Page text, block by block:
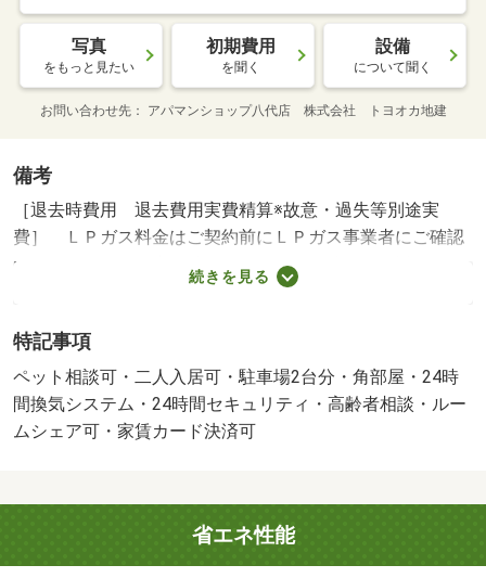
写真
をもっと見たい
初期費用
を聞く
設備
について聞く
お問い合わせ先 アパマンショップ八代店 株式会社 トヨオカ地建
備考
［退去時費用 退去費用実費精算※故意・過失等別途実
費］ ＬＰガス料金はご契約前にＬＰガス事業者にご確認
いただけます。 本物件はＺＥＨ－Ｍ物件です。詳細はＺ
ＥＨ－Ｍ情報をご確認ください。ルームクリーニング料金
１０００円になります 短期解約違約金有２年限定賃 Ｎ
Ｏ：１０００９２２６８１・賃貸保証等：加入要（機関保
証加入必須。初回保証料３５０００円、月額保証料賃料等
総額の１％＋８００円／月（その他商品あり））・他交通
暮らせる物件です（＊‘ω‘ ＊）八代市のお部屋探しはアパ
マンショップまで！！・バイク置場：なし・駐輪場：有/室
内清掃費用 60500円/Ｄ－ｒｏｏｍＣａｒｄキー料
続きを見る
特記事項
ペット相談可・二人入居可・駐車場2台分・角部屋・24時
間換気システム・24時間セキュリティ・高齢者相談・ルー
ムシェア可・家賃カード決済可
省エネ性能